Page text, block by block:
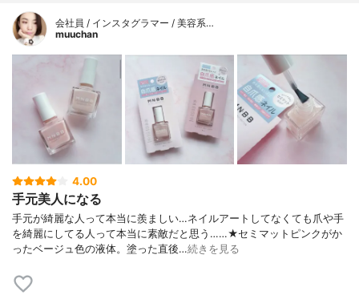
会社員 / インスタグラマー / 美容系…
muuchan
4.00
手元美人になる
手元が綺麗な人って本当に羨ましい…ネイルアートしてなくても爪や手
を綺麗にしてる人って本当に素敵だと思う……★セミマットピンクがか
ったベージュ色の液体。塗った直後…続きを見る